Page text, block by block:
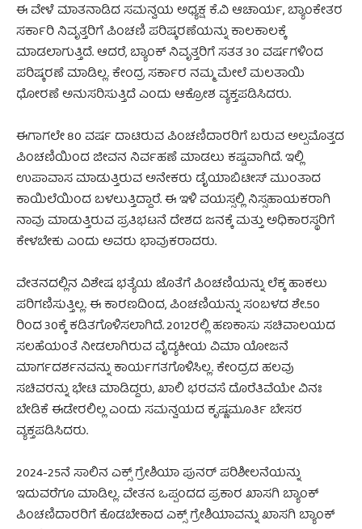
ಈ ವೇಳೆ ಮಾತನಾಡಿದ ಸಮನ್ವಯ ಅಧ್ಯಕ್ಷ ಕೆ.ವಿ ಆಚಾರ್ಯ, ಬ್ಯಾಂಕೇತರ
ಸರ್ಕಾರಿ ನಿವೃತ್ತರಿಗೆ ಪಿಂಚಣಿ ಪರಿಷ್ಕರಣೆಯನ್ನು ಕಾಲಕಾಲಕ್ಕೆ
ಮಾಡಲಾಗುತ್ತಿದೆ. ಆದರೆ, ಬ್ಯಾಂಕ್ ನಿವೃತ್ತರಿಗೆ ಸತತ 30 ವರ್ಷಗಳಿಂದ
ಪರಿಷ್ಕರಣೆ ಮಾಡಿಲ್ಲ. ಕೇಂದ್ರ ಸರ್ಕಾರ ನಮ್ಮ ಮೇಲೆ ಮಲತಾಯಿ
ಧೋರಣೆ ಅನುಸರಿಸುತ್ತಿದೆ ಎಂದು ಆಕ್ರೋಶ ವ್ಯಕ್ತಪಡಿಸಿದರು.
ಈಗಾಗಲೇ 80 ವರ್ಷ ದಾಟಿರುವ ಪಿಂಚಣಿದಾರರಿಗೆ ಬರುವ ಅಲ್ಪಮೊತ್ತದ
ಪಿಂಚಣಿಯಿಂದ ಜೀವನ ನಿರ್ವಹಣೆ ಮಾಡಲು ಕಷ್ಟವಾಗಿದೆ. ಇಲ್ಲಿ
ಉಪಾವಾಸ ಮಾಡುತ್ತಿರುವ ಅನೇಕರು ಡೈಯಾಬಿಟೀಸ್ ಮುಂತಾದ
ಕಾಯಿಲೆಯಿಂದ ಬಳಲುತ್ತಿದ್ದಾರೆ. ಈ ಇಳಿ ವಯಸ್ಸಲ್ಲಿ ನಿಸ್ಸಹಾಯಕರಾಗಿ
ನಾವು ಮಾಡುತ್ತಿರುವ ಪ್ರತಿಭಟನೆ ದೇಶದ ಜನಕ್ಕೆ ಮತ್ತು ಅಧಿಕಾರಸ್ಥರಿಗೆ
ಕೇಳಬೇಕು ಎಂದು ಅವರು ಭಾವುಕರಾದರು.
ವೇತನದಲ್ಲಿನ ವಿಶೇಷ ಭತ್ಯೆಯ ಜೊತೆಗೆ ಪಿಂಚಣಿಯನ್ನು ಲೆಕ್ಕ ಹಾಕಲು
ಪರಿಗಣಿಸುತ್ತಿಲ್ಲ. ಈ ಕಾರಣದಿಂದ, ಪಿಂಚಣಿಯನ್ನು ಸಂಬಳದ ಶೇ.50
ರಿಂದ 30ಕ್ಕೆ ಕಡಿತಗೊಳಿಸಲಾಗಿದೆ. 2012ರಲ್ಲಿ ಹಣಕಾಸು ಸಚಿವಾಲಯದ
ಸಲಹೆಯಂತೆ ನೀಡಲಾಗಿರುವ ವೈದ್ಯಕೀಯ ವಿಮಾ ಯೋಜನೆ
ಮಾರ್ಗದರ್ಶನವನ್ನು ಕಾರ್ಯಗತಗೊಳಿಸಿಲ್ಲ. ಕೇಂದ್ರದ ಹಲವು
ಸಚಿವರನ್ನು ಭೇಟಿ ಮಾಡಿದ್ದರು, ಖಾಲಿ ಭರವಸೆ ದೊರೆತಿವೆಯೇ ವಿನಃ
ಬೇಡಿಕೆ ಈಡೇರಲಿಲ್ಲ ಎಂದು ಸಮನ್ವಯದ ಕೃಷ್ಣಮೂರ್ತಿ ಬೇಸರ
ವ್ಯಕ್ತಪಡಿಸಿದರು.
2024-25ನೆ ಸಾಲಿನ ಎಕ್ಸ್ ಗ್ರೇಶಿಯಾ ಪುನರ್ ಪರಿಶೀಲನೆಯನ್ನು
ಇದುವರೆಗೂ ಮಾಡಿಲ್ಲ. ವೇತನ ಒಪ್ಪಂದದ ಪ್ರಕಾರ ಖಾಸಗಿ ಬ್ಯಾಂಕ್
ಪಿಂಚಣಿದಾರರಿಗೆ ಕೊಡಬೇಕಾದ ಎಕ್ಸ್ ಗ್ರೇಶಿಯಾವನ್ನು ಖಾಸಗಿ ಬ್ಯಾಂಕ್